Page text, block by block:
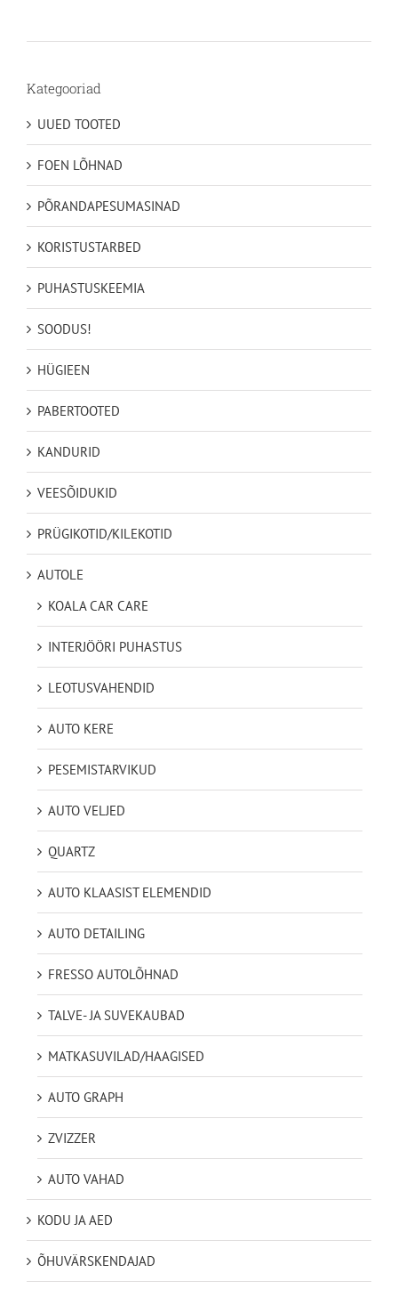
Kategooriad
UUED TOOTED
FOEN LÕHNAD
PÕRANDAPESUMASINAD
KORISTUSTARBED
PUHASTUSKEEMIA
SOODUS!
HÜGIEEN
PABERTOOTED
KANDURID
VEESÕIDUKID
PRÜGIKOTID/KILEKOTID
AUTOLE
KOALA CAR CARE
INTERJÖÖRI PUHASTUS
LEOTUSVAHENDID
AUTO KERE
PESEMISTARVIKUD
AUTO VELJED
QUARTZ
AUTO KLAASIST ELEMENDID
AUTO DETAILING
FRESSO AUTOLÕHNAD
TALVE- JA SUVEKAUBAD
MATKASUVILAD/HAAGISED
AUTO GRAPH
ZVIZZER
AUTO VAHAD
KODU JA AED
ÕHUVÄRSKENDAJAD